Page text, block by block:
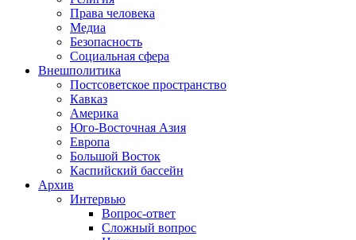
Права человека
Медиа
Безопасность
Социальная сфера
Внешполитика
Постсоветское пространство
Кавказ
Америка
Юго-Восточная Азия
Европа
Большой Восток
Каспийский бассейн
Архив
Интервью
Вопрос-ответ
Сложный вопрос